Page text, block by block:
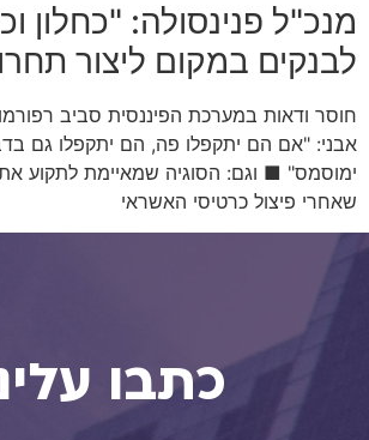
מנכ"ל פנינסולה: "כחלון
לבנקים במקום ליצור
חוסר ודאות במערכת הפיננסית סביב
אבני: "אם הם יתקפלו פה, הם יתקפלו גם
ימוסמס" ■ וגם: הסוגיה שמאיימת לתקוע
שאחרי פיצול כרטיסי האשראי
כתבו